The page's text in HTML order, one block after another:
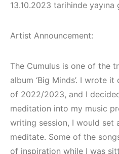
/ Bodrum /
/
/
/
13.10.2023 tarihinde yayına
Artist Announcement:
The Cumulus is one of the
album ‘Big Minds’. I wrote
of 2022/2023, and I
meditation into my music
writing session, I would set
meditate. Some of the
of inspiration while I was